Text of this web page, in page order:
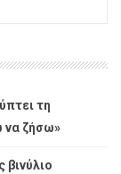
τη
να ζήσω»